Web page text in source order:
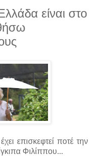
είναι στο
επισκεφτεί ποτέ την
Φιλίππου...